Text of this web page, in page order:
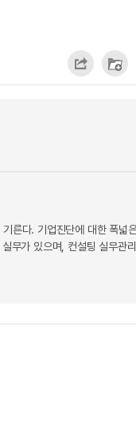
른다. 기업진단에 대한 폭넓
무가 있으며, 컨설팅 실무관